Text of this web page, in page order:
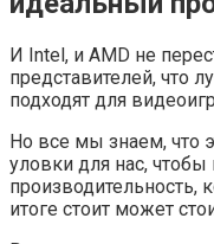
И Intel, и AMD не
представителей, что
подходят для
Но все мы знаем, что
уловки для нас,
производительность,
итоге стоит может